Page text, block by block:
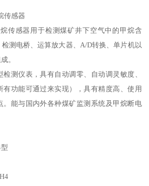
传感器
传感器用于检测煤矿井下空气中的甲烷含
测电桥、运算放大器、A/D转换、单片机以
。
测仪表，具有自动调零、自动调灵敏度、
有功能可通过来实现），具有精度高、使用
。能与国内外各种煤矿监测系统及甲烷断电